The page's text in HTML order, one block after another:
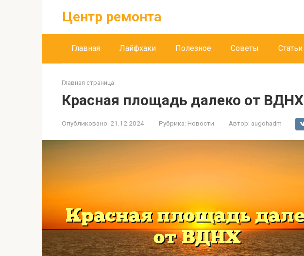
Центр ремонта
Главная Лайфхаки Полезное Советы Статьи
Главная страница
Красная площадь далеко от ВДНХ
Опубликовано: 21.12.2024 Рубрика: Новости Автор: augohadm